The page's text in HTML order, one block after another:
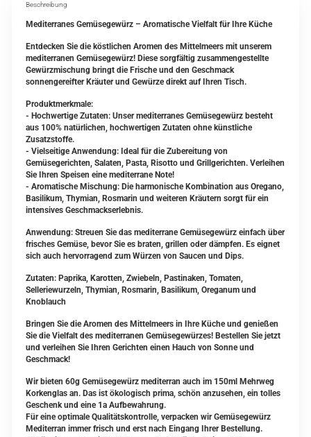
Beschreibung
Mediterranes Gemüsegewürz – Aromatische Vielfalt für Ihre Küche
Entdecken Sie die köstlichen Aromen des Mittelmeers mit unserem
mediterranen Gemüsegewürz! Diese sorgfältig zusammengestellte
Gewürzmischung bringt die Frische und den Geschmack
sonnengereifter Kräuter und Gewürze direkt auf Ihren Tisch.
Produktmerkmale:
- Hochwertige Zutaten: Unser mediterranes Gemüsegewürz besteht
aus 100% natürlichen, hochwertigen Zutaten ohne künstliche
Zusatzstoffe.
- Vielseitige Anwendung: Ideal für die Zubereitung von
Gemüsegerichten, Salaten, Pasta, Risotto und Grillgerichten. Verleihen
Sie Ihren Speisen eine mediterrane Note!
- Aromatische Mischung: Die harmonische Kombination aus Oregano,
Basilikum, Thymian, Rosmarin und weiteren Kräutern sorgt für ein
intensives Geschmackserlebnis.
Anwendung: Streuen Sie das mediterrane Gemüsegewürz einfach über
frisches Gemüse, bevor Sie es braten, grillen oder dämpfen. Es eignet
sich auch hervorragend zum Würzen von Saucen und Dips.
Zutaten: Paprika, Karotten, Zwiebeln, Pastinaken, Tomaten,
Selleriewurzeln, Thymian, Rosmarin, Basilikum, Oreganum und
Knoblauch
Bringen Sie die Aromen des Mittelmeers in Ihre Küche und genießen
Sie die Vielfalt des mediterranen Gemüsegewürzes! Bestellen Sie jetzt
und verleihen Sie Ihren Gerichten einen Hauch von Sonne und
Geschmack!
Wir bieten 60g Gemüsegewürz mediterran auch im 150ml Mehrweg
Korkenglas an. Das ist ökologisch prima, schön anzusehen, ein tolles
Geschenk und eine 1a Aufbewahrung.
Für eine optimale Qualitätskontrolle, verpacken wir Gemüsegewürz
Mediterran immer frisch und erst nach Eingang Ihrer Bestellung.